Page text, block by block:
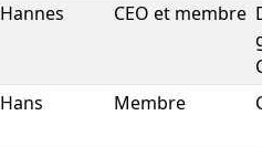
Hannes CEO et membre
Hans Membre